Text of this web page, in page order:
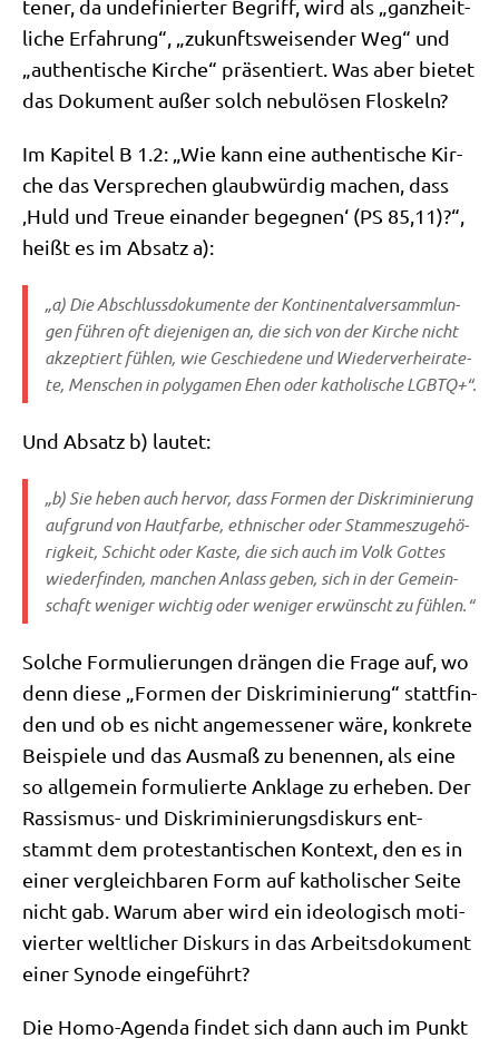
te­ner, da unde­fi­nier­ter Begriff, wird als „ganz­heit­
li­che Erfah­rung“, „zukunfts­wei­sen­der Weg“ und
„authen­ti­sche Kir­che“ prä­sen­tiert. Was aber bie­tet
das Doku­ment außer solch nebu­lö­sen Floskeln?
Im Kapi­tel B 1.2: „Wie kann eine authen­ti­sche Kir­
che das Ver­spre­chen glaub­wür­dig machen, dass
‚Huld und Treue ein­an­der begeg­nen‘ (PS 85,11)?“,
heißt es im Absatz a):
„a) Die Abschluss­do­ku­men­te der Kon­ti­nen­tal­ver­samm­lun­
gen füh­ren oft die­je­ni­gen an, die sich von der Kir­che nicht
akzep­tiert füh­len, wie Geschie­de­ne und Wie­der­ver­hei­ra­te­
te, Men­schen in poly­ga­men Ehen oder katho­li­sche LGBTQ+“.
Und Absatz b) lautet:
„b) Sie heben auch her­vor, dass For­men der Dis­kri­mi­nie­rung
auf­grund von Haut­far­be, eth­ni­scher oder Stam­mes­zu­ge­hö­
rig­keit, Schicht oder Kaste, die sich auch im Volk Got­tes
wie­der­fin­den, man­chen Anlass geben, sich in der Gemein­
schaft weni­ger wich­tig oder weni­ger erwünscht zu fühlen.“
Sol­che For­mu­lie­run­gen drän­gen die Fra­ge auf, wo
denn die­se „For­men der Dis­kri­mi­nie­rung“ statt­fin­
den und ob es nicht ange­mes­se­ner wäre, kon­kre­te
Bei­spie­le und das Aus­maß zu benen­nen, als eine
so all­ge­mein for­mu­lier­te Ankla­ge zu erhe­ben. Der
Ras­sis­mus- und Dis­kri­mi­nie­rungs­dis­kurs ent­
stammt dem pro­te­stan­ti­schen Kon­text, den es in
einer ver­gleich­ba­ren Form auf katho­li­scher Sei­te
nicht gab. War­um aber wird ein ideo­lo­gisch moti­
vier­ter welt­li­cher Dis­kurs in das Arbeits­do­ku­ment
einer Syn­ode eingeführt?
Die Homo-Agen­da fin­det sich dann auch im Punkt